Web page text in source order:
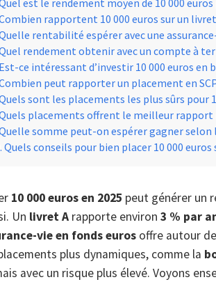
est le rendement moyen de 10 000 euros
rapportent 10 000 euros sur un livret
rentabilité espérer avec une
rendement obtenir avec un compte à
Est-ce intéressant d’investir 10 000 euros en
peut rapporter un placement en
sont les placements les plus sûrs pour
placements offrent le meilleur rapport
somme peut-on espérer gagner selon
Quels conseils pour bien placer 10 000
10 000 euros en 2025 peut générer un
Un livret A rapporte environ 3 % par
vie en fonds euros offre autour de
plus dynamiques, comme la
avec un risque plus élevé. Voyons